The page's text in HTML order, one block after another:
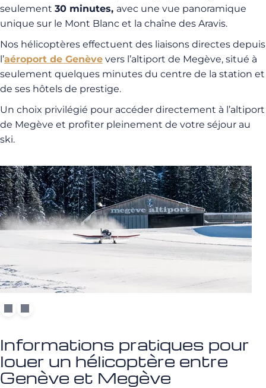
seulement 30 minutes, avec une vue panoramique
unique sur le Mont Blanc et la chaîne des Aravis.
Nos hélicoptères effectuent des liaisons directes depuis
l’aéroport de Genève vers l’altiport de Megève, situé à
seulement quelques minutes du centre de la station et
de ses hôtels de prestige.
Un choix privilégié pour accéder directement à l’altiport
de Megève et profiter pleinement de votre séjour au
ski.
Informations pratiques pour
louer un hélicoptère entre
Genève et Megève